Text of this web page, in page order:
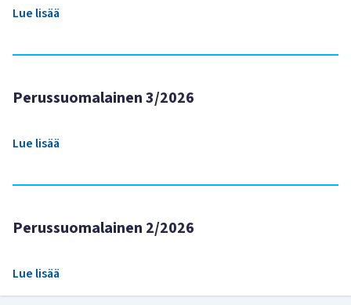
Lue lisää
Perussuomalainen 3/2026
Lue lisää
Perussuomalainen 2/2026
Lue lisää